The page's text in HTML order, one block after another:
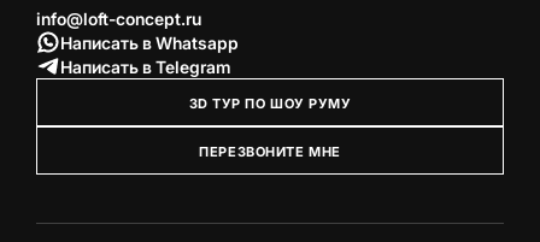
info@loft-concept.ru
Написать в Whatsapp
Написать в Telegram
3D ТУР ПО ШОУ РУМУ
ПЕРЕЗВОНИТЕ МНЕ